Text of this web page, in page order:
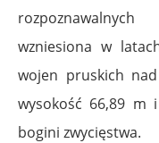
wzniesiona w
wojen pruskich
wysokość 66,89 m
bogini zwycięstwa.